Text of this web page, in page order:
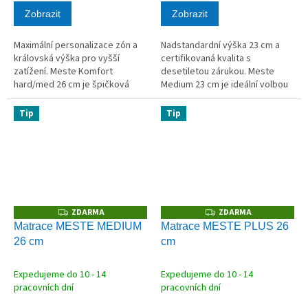
Zobrazit
Maximální personalizace zón a
královská výška pro vyšší
zatížení. Meste Komfort
hard/med 26 cm je špičková
matrace vybavená unikátním
jádrem s možností
individuálního nastavení zón.
Zobrazit
Nadstandardní výška 23 cm a
certifikovaná kvalita s
desetiletou zárukou. Meste
Medium 23 cm je ideální volbou
pro ty, kteří hledají středně
tuhou matraci s vyšším profilem
pro snazší vstávání. Jádro z...
Tip
Z
D
A
ZDARMA
Matrace MESTE MEDIUM
26 cm
Expedujeme do 10 - 14
pracovních dní
Tip
Z
D
A
ZDARMA
Matrace MESTE PLUS 26
cm
Expedujeme do 10 - 14
pracovních dní